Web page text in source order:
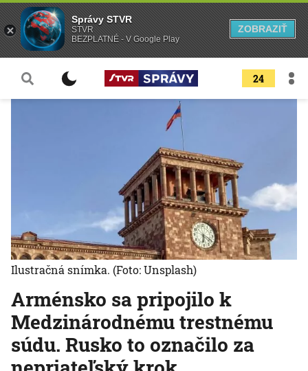
24
Arménsko sa pripojilo k
Medzinárodnému trestnému
súdu. Rusko to označilo za
Ilustračná snímka. (Foto: Unsplash)
Správy STVR
STVR
BEZPLATNÉ - V Google Play
ZOBRAZIŤ